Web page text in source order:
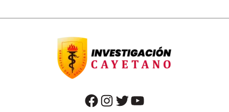
facebook instagram twitter youtube